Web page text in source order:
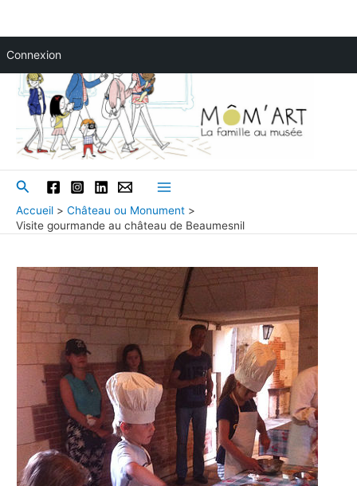
Connexion
contenu
Rechercher
Menu
Accueil
Château ou Monument
Visite gourmande au château de Beaumesnil